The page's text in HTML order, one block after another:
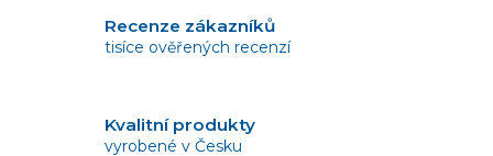
Recenze zákazníků
tisíce ověřených recenzí
Kvalitní produkty
vyrobené v Česku